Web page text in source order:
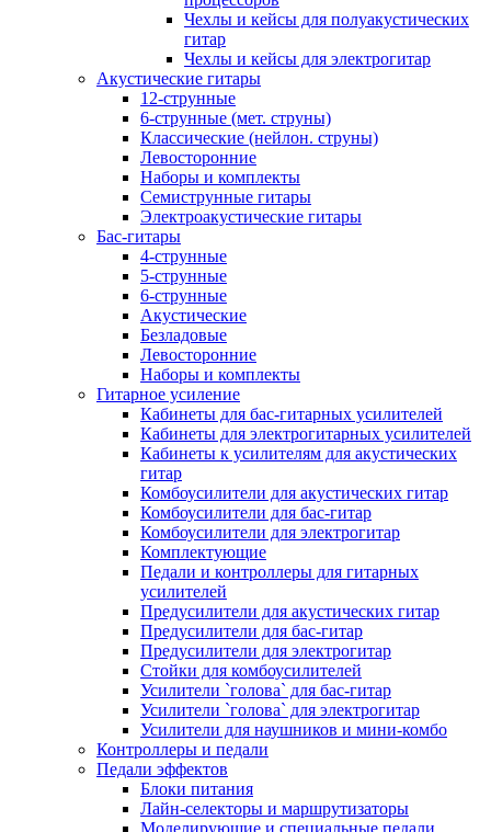
Чехлы и кейсы для полуакустических
гитар
Чехлы и кейсы для электрогитар
Акустические гитары
12-струнные
6-струнные (мет. струны)
Классические (нейлон. струны)
Левосторонние
Наборы и комплекты
Семиструнные гитары
Электроакустические гитары
Бас-гитары
4-струнные
5-струнные
6-струнные
Акустические
Безладовые
Левосторонние
Наборы и комплекты
Гитарное усиление
Кабинеты для бас-гитарных усилителей
Кабинеты для электрогитарных усилителей
Кабинеты к усилителям для акустических
гитар
Комбоусилители для акустических гитар
Комбоусилители для бас-гитар
Комбоусилители для электрогитар
Комплектующие
Педали и контроллеры для гитарных
усилителей
Предусилители для акустических гитар
Предусилители для бас-гитар
Предусилители для электрогитар
Стойки для комбоусилителей
Усилители `голова` для бас-гитар
Усилители `голова` для электрогитар
Усилители для наушников и мини-комбо
Контроллеры и педали
Педали эффектов
Блоки питания
Лайн-селекторы и маршрутизаторы
Моделирующие и специальные педали